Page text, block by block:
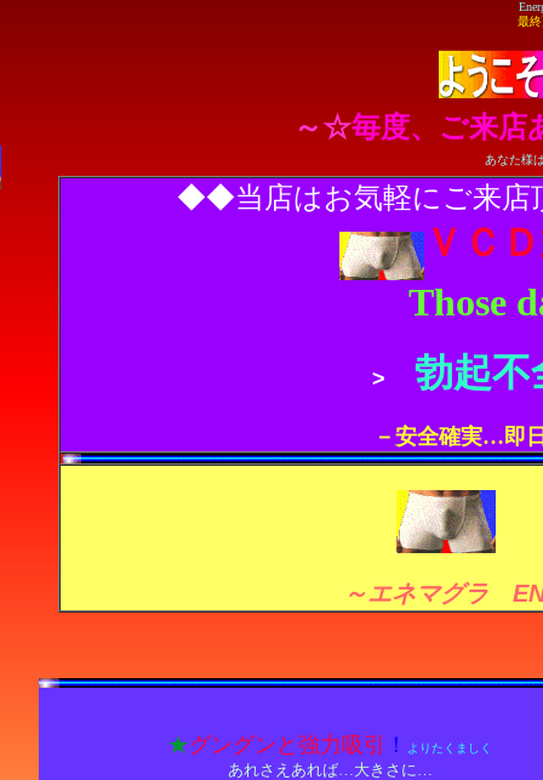
最
～☆毎度、ご来店
あなた様
◆◆当店はお気軽にご来
ＶＣ
Those
> 勃起不
－安全確実…即
～エネマグラ
★グングンと強力吸引 ！ よりたくましく
あれさえあれば…大きさに…